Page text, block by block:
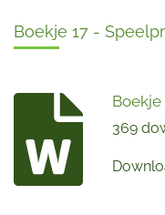
Boekje 17 -
Boekje
369